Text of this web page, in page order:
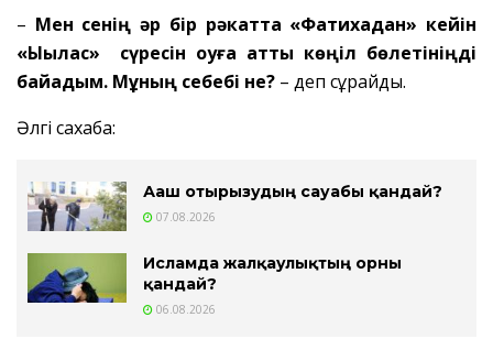
– Мен сенің әр бір рәкатта «Фатихадан» кейін
«Ықылас» сүресін оқуға қатты көңіл бөлетініңді
байқадым. Мұның себебі не? – деп сұрайды.
Әлгі сахаба:
Ағаш отырғызудың сауабы қандай?
07.08.2026
Исламда жалқаулықтың орны
қандай?
06.08.2026